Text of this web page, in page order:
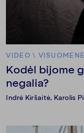
VIDEO \ VISUOMENĖ
Kodėl bijome
negalia?
Indrė Kiršaitė, Karolis